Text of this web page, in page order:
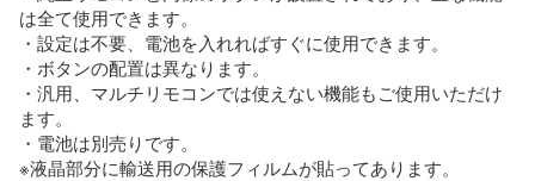
は全て使用できます。
・設定は不要、電池を入れればすぐに使用できます。
・ボタンの配置は異なります。
・汎用、マルチリモコンでは使えない機能もご使用いただけ
ます。
・電池は別売りです。
※液晶部分に輸送用の保護フィルムが貼ってあります。